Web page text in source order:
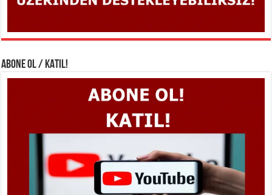
ABONE OL / KATIL!